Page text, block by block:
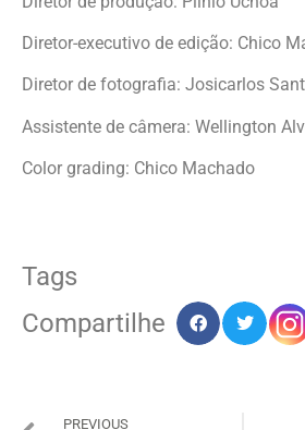
Diretor-executivo de edição: Chico
Diretor de fotografia: Josicarlos
Assistente de câmera: Wellington
Color grading: Chico Machado
Tags
Compartilhe
PREVIOUS